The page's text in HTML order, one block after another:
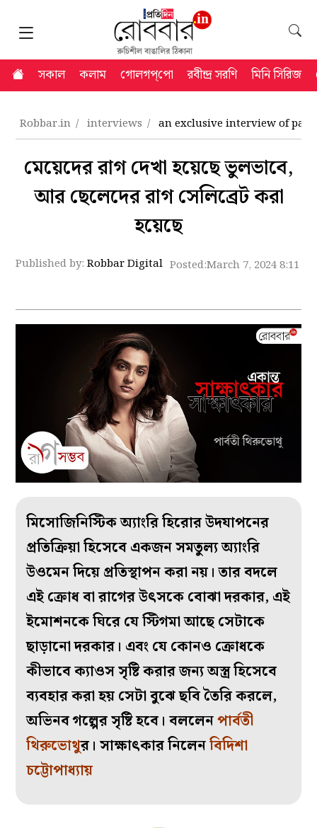
সকাল কলাম গোলগপ্‌পো রবীন্দ্র সরণি মিনি সিরিজ
Robbar.in interviews an exclusive interview of
মেয়েদের রাগ দেখা হয়েছে ভুলভাবে,
আর ছেলেদের রাগ সেলিব্রেট করা
হয়েছে
Published by:Robbar Digital Posted:March 7, 2024 8:11
মিসোজিনিস্টিক অ‌্যাংরি হিরোর উদযাপনের
প্রতিক্রিয়া হিসেবে একজন সমতুল‌্য অ‌্যাংরি
উওমেন দিয়ে প্রতিস্থাপন করা নয়। তার বদলে
এই ক্রোধ বা রাগের উৎসকে বোঝা দরকার, এই
ইমোশনকে ঘিরে যে স্টিগমা আছে সেটাকে
ছাড়ানো দরকার। এবং যে কোনও ক্রোধকে
কীভাবে ক‌্যাওস সৃষ্টি করার জন‌্য অস্ত্র হিসেবে
ব‌্যবহার করা হয় সেটা বুঝে ছবি তৈরি করলে,
অভিনব গল্পের সৃষ্টি হবে। বললেনপার্বতী
থিরুভোথুর। সাক্ষাৎকার নিলেনবিদিশা
চট্টোপাধ্যায়